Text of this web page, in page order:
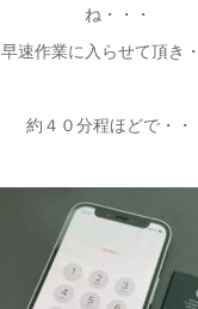
ね・・・
早速作業に入らせて頂き
約４０分程ほどで・・